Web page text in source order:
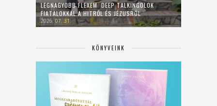
LEGNAGYOBB FLEXEM: DEEP TALKINGOLOK
FIATALOKKAL A HITRŐL ÉS JÉZUSRÓL
2026. 07. 31.
KÖNYVEINK